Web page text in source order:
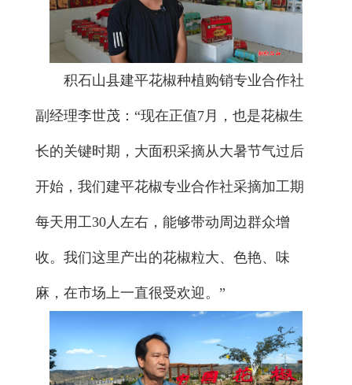
积石山县建平花椒种植购销专业合作社
副经理李世茂：“现在正值7月，也是花椒生
长的关键时期，大面积采摘从大暑节气过后
开始，我们建平花椒专业合作社采摘加工期
每天用工30人左右，能够带动周边群众增
收。我们这里产出的花椒粒大、色艳、味
麻，在市场上一直很受欢迎。”